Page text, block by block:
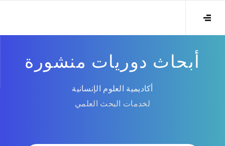
أبحاث دوريات منشورة
أكاديمية العلوم الإنسانية
لخدمات البحث العلمي